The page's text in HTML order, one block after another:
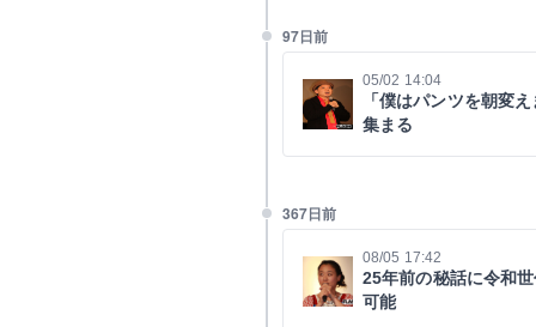
97日前
05/02 14:04
「僕はパンツを朝変
集まる
367日前
08/05 17:42
25年前の秘話に令和
可能